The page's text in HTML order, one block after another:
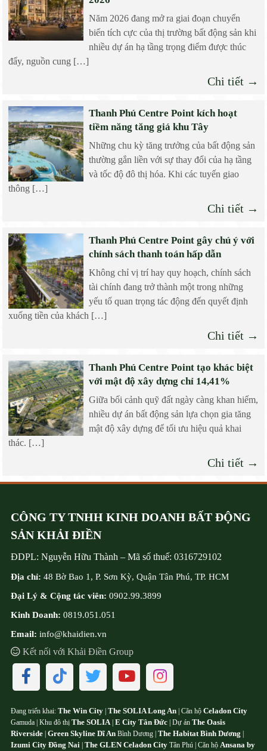
Năm 2026 đang mở ra giai đoạn chuyển
biến tích cực của thị trường bất động sản khi
nhiều dự án hạ tầng trọng điểm được thúc
đẩy, nguồn cung […]
Chi tiết →
Thanh Phú Centre Point kích hoạt
tiềm năng tăng giá khu Tây
Những chu kỳ tăng trưởng của bất động sản
thường gắn liền với sự thay đổi của hạ tầng
và tốc độ đô thị hóa. Khi các tuyến giao
thông […]
Chi tiết →
Thanh Phú Centre Point gây chú ý với
chính sách thanh toán hấp dẫn
Không chỉ vị trí hay quy hoạch, chính sách
tài chính đang trở thành một trong những
yếu tố quan trọng tác động đến quyết định
xuống tiền của khách […]
Chi tiết →
Thanh Phú Centre Point tạo khác biệt
với mật độ xây dựng chỉ 14,41%
Giữa bối cảnh quỹ đất ngày càng khan hiếm,
nhiều dự án bất động sản lựa chọn gia tăng
mật độ xây dựng để tối ưu hiệu quả khai
thác. […]
Chi tiết →
CÔNG TY TNHH KINH DOANH BẤT ĐỘNG
SẢN KHẢI ĐIỀN
ĐDPL: Nguyễn Hữu Thành – Mã số thuế: 0316729102
Địa chỉ: 48 Bờ Bao 1, P. Sơn Kỳ, Quận Tân Phú, TP. HCM
Đại Lý & Cộng tác viên: 0902.99.3899
Kinh Doanh: 0819.051.051
Email: info@khaidien.vn
Kết nối với Khải Điền Group
Đang triển khai: The Win City The SOLIA Long An | Căn hộ Celadon City
Gamuda | Khu đô thị The SOLIA| E City Tân Đức | Dự án The Oasis
Riverside Green Skyline Dĩ An Bình Dương | The Habitat Bình Dương
Izumi City Đồng Nai The GLEN Celadon City Tân Phú | Căn hộ Ansana by